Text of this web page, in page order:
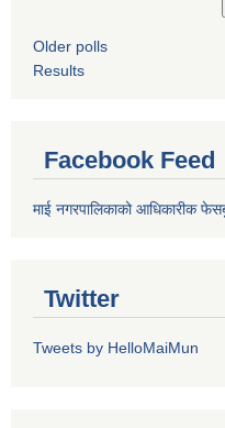
Older polls
Results
Facebook Feed
माई नगरपालिकाको आधिकारीक
Twitter
Tweets by HelloMaiMun